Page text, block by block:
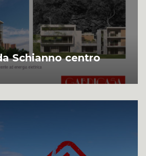
Schianno centro